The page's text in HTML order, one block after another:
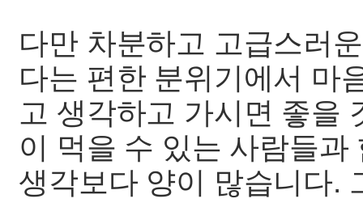
다만 차분하고 고급스러
다는 편한 분위기에서 마
고 생각하고 가시면 좋을
이 먹을 수 있는 사람들
생각보다 양이 많습니다.